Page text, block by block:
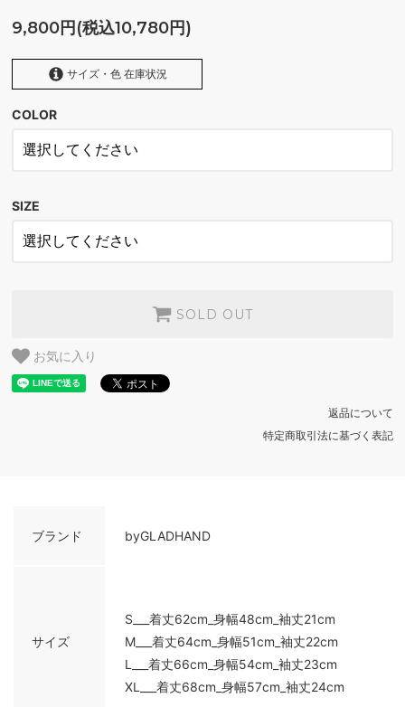
9,800円(税込10,780円)
サイズ・色 在庫状況
COLOR
SIZE
SOLD OUT
お気に入り
返品について
特定商取引法に基づく表記
ブランド byGLADHAND
サイズ
S___着丈62cm_身幅48cm_袖丈21cm
M___着丈64cm_身幅51cm_袖丈22cm
L___着丈66cm_身幅54cm_袖丈23cm
XL___着丈68cm_身幅57cm_袖丈24cm